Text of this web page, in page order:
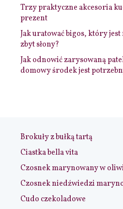
Trzy praktyczne akcesoria
prezent
Jak uratować bigos, który
zbyt słony?
Jak odnowić zarysowaną
domowy środek jest
Brokuły z bułką tartą
Ciastka bella vita
Czosnek marynowany w
Czosnek niedźwiedzi
Cudo czekoladowe